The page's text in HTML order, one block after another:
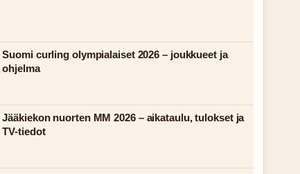
Suomi curling olympialaiset 2026 – joukkueet ja
ohjelma
Jääkiekon nuorten MM 2026 – aikataulu, tulokset ja
TV-tiedot